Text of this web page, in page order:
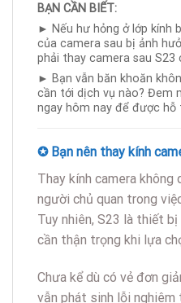
BẠN CẦN BIẾT:
► Nếu hư hỏng ở lớp kính
của camera sau bị ảnh
phải thay camera sau S23
► Bạn vẫn băn khoăn
cần tới dịch vụ nào? Đem
ngay hôm nay để được hỗ
✪ Bạn nên thay kính
Thay kính camera không
người chủ quan trong
Tuy nhiên, S23 là thiết
cần thận trọng khi lựa
Chưa kể dù có vẻ đơn
vẫn phát sinh lỗi